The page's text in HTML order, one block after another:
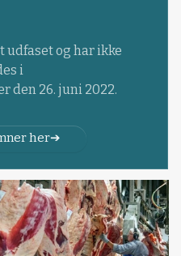
udfaset og har ikke
i
den 26. juni 2022.
her